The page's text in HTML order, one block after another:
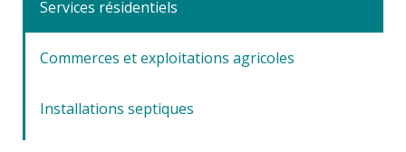
Services résidentiels
Commerces et exploitations agricoles
Installations septiques